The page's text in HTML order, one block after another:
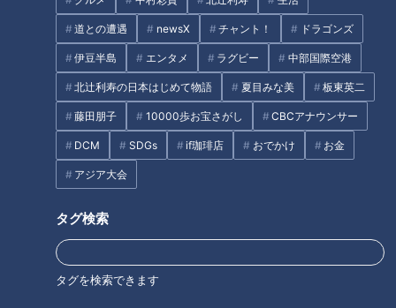
道との遭遇 newsX チャント！ ドラゴンズ
伊豆半島 エンタメ ラグビー 中部国際空港
北辻利寿の日本はじめて物語 夏目みな美 板東英二
藤田朋子 10000歩お宝さがし CBCアナウンサー
DCM SDGs if珈琲店 おでかけ お金
アジア大会
タグ検索
タグを検索できます
メニュー開発の心臓部「開発センター」にテレビ
初潜入！